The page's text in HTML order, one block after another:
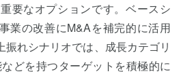
要なオプションです。ベースシ
業の改善にM&Aを補完的に活用
れシナリオでは、成長カテゴリ
どを持つターゲットを積極的に